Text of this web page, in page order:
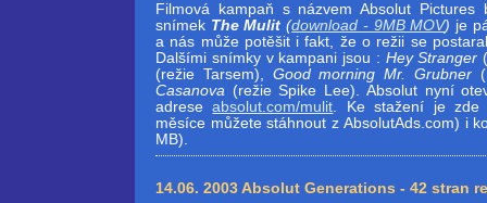
Filmová kampaň s názvem Absolut
snímek The Mulit(download - 9MB MOV) je
a nás může potěšit i fakt, že o režii se
Dalšími snímky v kampani jsou : Hey Stranger
(režie Tarsem), Good morning Mr. Grubner
Casanova (režie Spike Lee). Absolut nyní
adreseabsolut.com/mulit. Ke stažení je zde
měsíce můžete stáhnout z AbsolutAds.com) i
MB).
14.06. 2003 Absolut Generations - 42 stran